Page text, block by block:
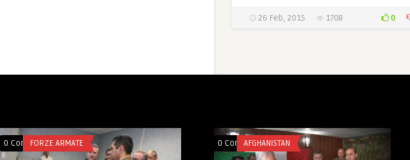
26 Feb, 2015 1708 0
0 CommentsFORZE ARMATE 0 CommentsAFGHANISTAN